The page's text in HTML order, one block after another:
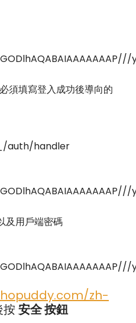
須填寫登入成功後導向的
auth/handler
及用戶端密碼
zh-
按安全 按鈕